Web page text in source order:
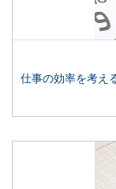
仕事の効率を考え